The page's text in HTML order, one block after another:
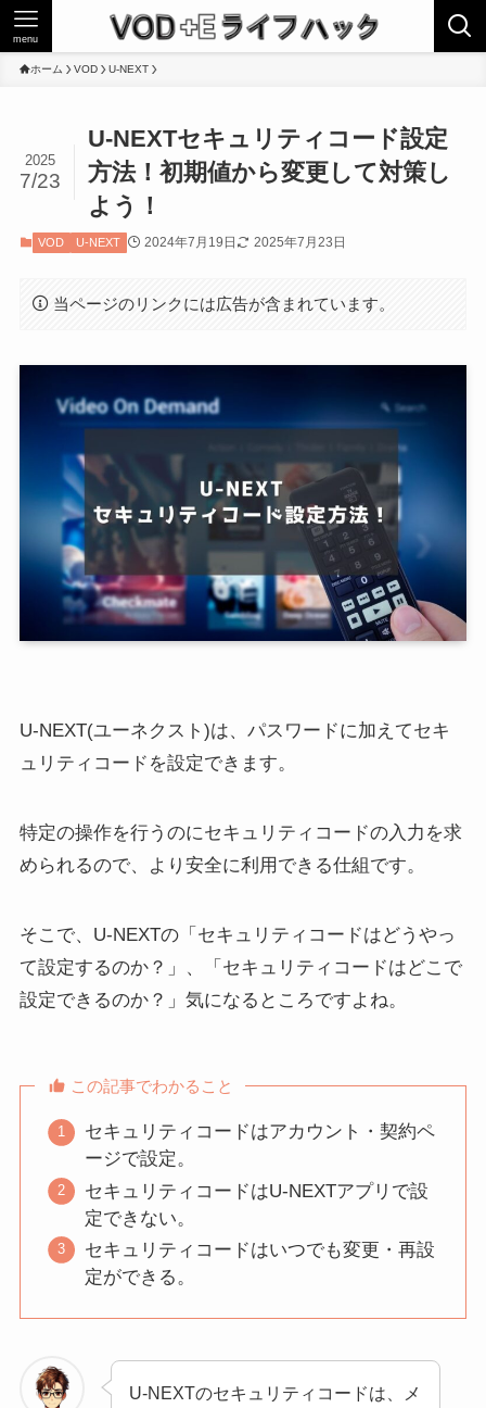
menu
ホーム VOD U-NEXT
U-NEXTセキュリティコード設定
方法！初期値から変更して対策し
よう！
2025
7/23
VOD U-NEXT 2024年7月19日 2025年7月23日
当ページのリンクには広告が含まれています。
U-NEXT(ユーネクスト)は、パスワードに加えてセキ
ュリティコードを設定できます。
特定の操作を行うのにセキュリティコードの入力を求
められるので、より安全に利用できる仕組です。
そこで、U-NEXTの「セキュリティコードはどうやっ
て設定するのか？」、「セキュリティコードはどこで
設定できるのか？」気になるところですよね。
この記事でわかること
セキュリティコードはアカウント・契約ペ
ージで設定。
セキュリティコードはU-NEXTアプリで設
定できない。
セキュリティコードはいつでも変更・再設
定ができる。
U-NEXTのセキュリティコードは、メ